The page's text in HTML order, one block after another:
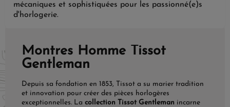
mécaniques et sophistiquées pour les passionné(e)s
d'horlogerie.
Montres Homme Tissot
Gentleman
Depuis sa fondation en 1853, Tissot a su marier tradition
et innovation pour créer des pièces horlogères
exceptionnelles. La collection Tissot Gentleman incarne